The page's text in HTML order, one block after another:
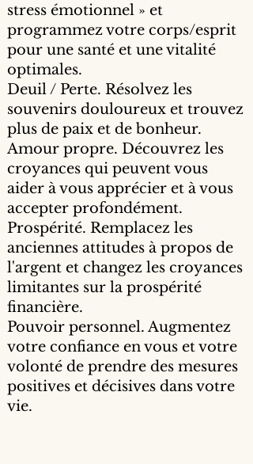
stress émotionnel » et
programmez votre corps/esprit
pour une santé et une vitalité
optimales.
Deuil / Perte. Résolvez les
souvenirs douloureux et trouvez
plus de paix et de bonheur.
Amour propre. Découvrez les
croyances qui peuvent vous
aider à vous apprécier et à vous
accepter profondément.
Prospérité. Remplacez les
anciennes attitudes à propos de
l'argent et changez les croyances
limitantes sur la prospérité
financière.
Pouvoir personnel. Augmentez
votre confiance en vous et votre
volonté de prendre des mesures
positives et décisives dans votre
vie.